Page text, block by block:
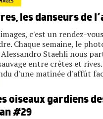
les danseurs de
c'est un rendez-
Chaque semaine, le
Staehli nous
entre crêtes et
d'une matinée d'affût
oiseaux gardiens
#29